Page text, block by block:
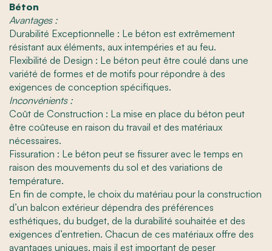
Béton
Avantages :
Durabilité Exceptionnelle : Le béton est extrêmement
résistant aux éléments, aux intempéries et au feu.
Flexibilité de Design : Le béton peut être coulé dans une
variété de formes et de motifs pour répondre à des
exigences de conception spécifiques.
Inconvénients :
Coût de Construction : La mise en place du béton peut
être coûteuse en raison du travail et des matériaux
nécessaires.
Fissuration : Le béton peut se fissurer avec le temps en
raison des mouvements du sol et des variations de
température.
En fin de compte, le choix du matériau pour la construction
d’un balcon extérieur dépendra des préférences
esthétiques, du budget, de la durabilité souhaitée et des
exigences d’entretien. Chacun de ces matériaux offre des
avantages uniques, mais il est important de peser